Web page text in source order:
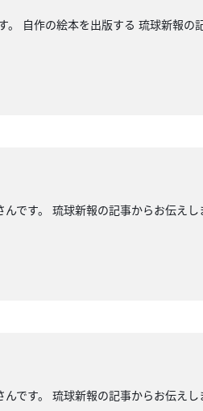
自作の絵本を出版する 琉球新報の
す。 琉球新報の記事からお伝えし
す。 琉球新報の記事からお伝えし